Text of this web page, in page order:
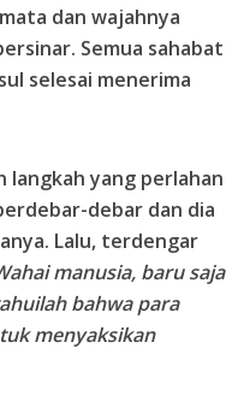
dan wajahnya
Semua sahabat
selesai menerima
langkah yang perlahan
debar dan dia
Lalu, terdengar
manusia, baru saja
bahwa para
menyaksikan